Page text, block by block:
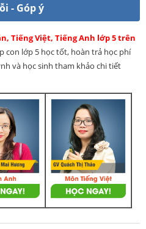
- Góp ý
Tiếng Việt, Tiếng Anh lớp 5 trên
con lớp 5 học tốt, hoàn trả học phí
và học sinh tham khảo chi tiết